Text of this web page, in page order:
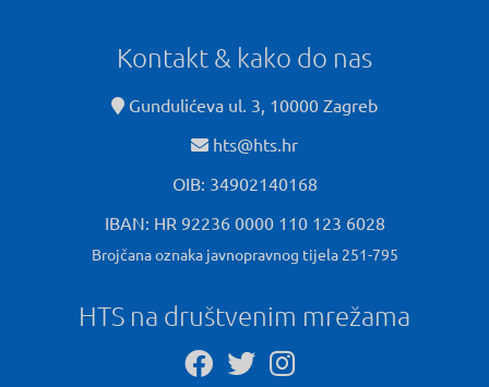
Kontakt & kako do nas
Gundulićeva ul. 3, 10000 Zagreb
hts@hts.hr
OIB: 34902140168
IBAN: HR 92236 0000 110 123 6028
Brojčana oznaka javnopravnog tijela 251-795
HTS na društvenim mrežama